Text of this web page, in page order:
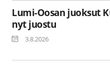
Lumi-Oosan juoksut
nyt juostu
3.8.2026